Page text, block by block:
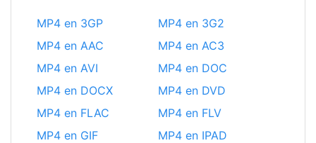
MP4 en 3GP
MP4 en 3G2
MP4 en AAC
MP4 en AC3
MP4 en AVI
MP4 en DOC
MP4 en DOCX
MP4 en DVD
MP4 en FLAC
MP4 en FLV
MP4 en GIF
MP4 en IPAD